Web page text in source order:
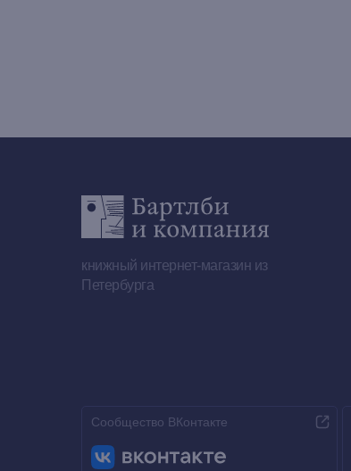
книжный интернет-магазин из
Петербурга
Сообщество ВКонтакте